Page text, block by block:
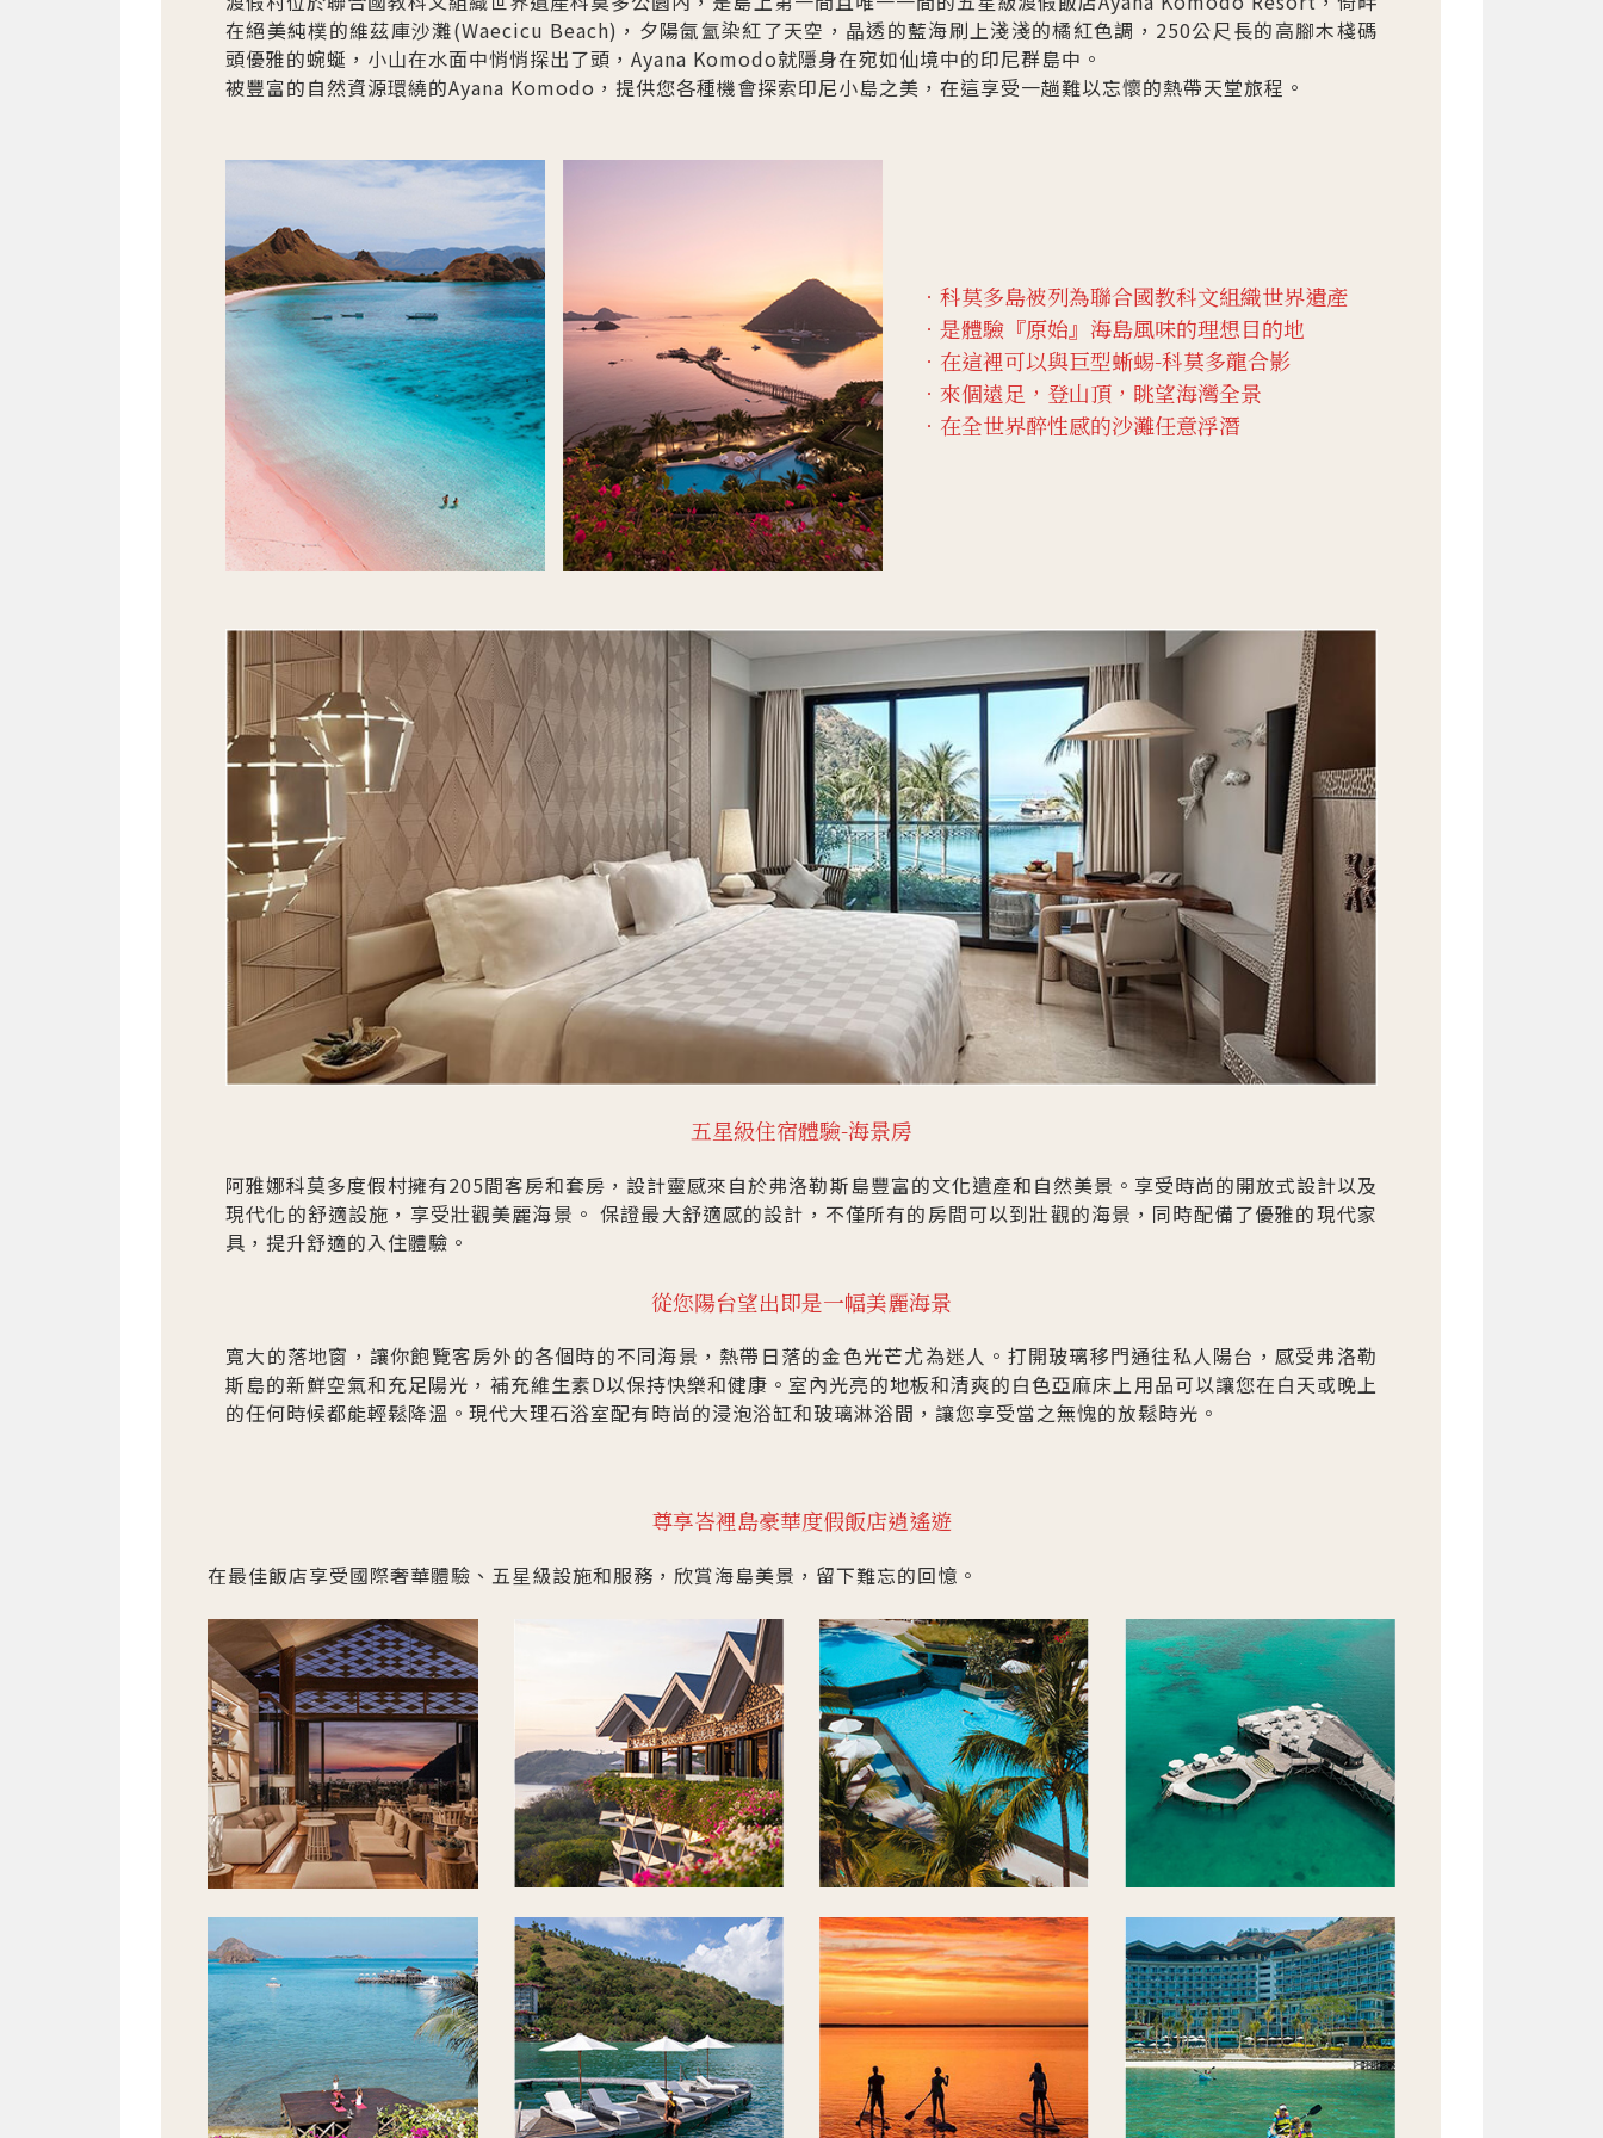
在絕美純樸的維茲庫沙灘(Waecicu Beach)，夕陽氤氳染紅了天空，晶透的藍海刷上淺淺的橘紅色調，250公尺長的高腳木棧碼
頭優雅的蜿蜒，小山在水面中悄悄探出了頭，Ayana Komodo就隱身在宛如仙境中的印尼群島中。
被豐富的自然資源環繞的Ayana Komodo，提供您各種機會探索印尼小島之美，在這享受一趟難以忘懷的熱帶天堂旅程。
．科莫多島被列為聯合國教科文組織世界遺產
．是體驗『原始』海島風味的理想目的地
．在這裡可以與巨型蜥蜴-科莫多龍合影
．來個遠足，登山頂，眺望海灣全景
．在全世界醉性感的沙灘任意浮潛
五星級住宿體驗-海景房
阿雅娜科莫多度假村擁有205間客房和套房，設計靈感來自於弗洛勒斯島豐富的文化遺產和自然美景。享受時尚的開放式設計以及
現代化的舒適設施，享受壯觀美麗海景。 保證最大舒適感的設計，不僅所有的房間可以到壯觀的海景，同時配備了優雅的現代家
具，提升舒適的入住體驗。
從您陽台望出即是一幅美麗海景
寬大的落地窗，讓你飽覽客房外的各個時的不同海景，熱帶日落的金色光芒尤為迷人。打開玻璃移門通往私人陽台，感受弗洛勒
斯島的新鮮空氣和充足陽光，補充維生素D以保持快樂和健康。室內光亮的地板和清爽的白色亞麻床上用品可以讓您在白天或晚上
的任何時候都能輕鬆降溫。現代大理石浴室配有時尚的浸泡浴缸和玻璃淋浴間，讓您享受當之無愧的放鬆時光。
尊享峇裡島豪華度假飯店逍遙遊
在最佳飯店享受國際奢華體驗、五星級設施和服務，欣賞海島美景，留下難忘的回憶。